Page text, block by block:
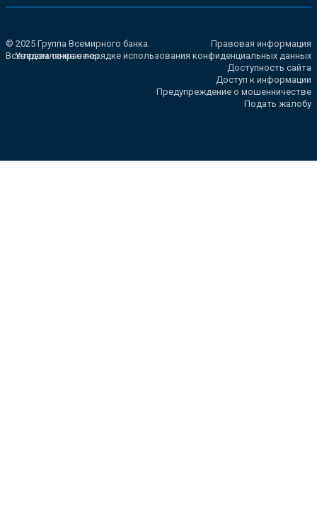
© 2025 Группа Всемирного банка.
Все права сохранены.
Правовая информация
Уведомление о порядке использования конфиденциальных данных
Доступность сайта
Доступ к информации
Предупреждение о мошенничестве
Подать жалобу